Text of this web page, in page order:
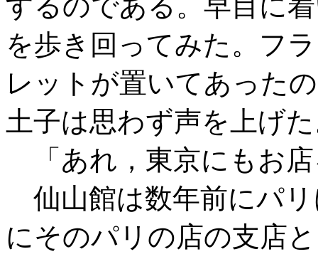
を歩き回ってみた。フ
レットが置いてあった
土子は思わず声を上げ
「あれ，東京にもお
仙山館は数年前にパ
にそのパリの店の支店